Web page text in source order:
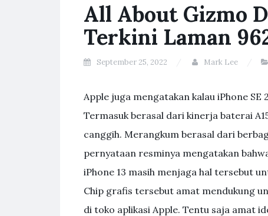
All About Gizmo
Terkini Laman
September 25, 2022 Mark Lee
Apple juga mengatakan kalau iPhone
Termasuk berasal dari kinerja baterai
canggih. Merangkum berasal dari
pernyataan resminya mengatakan
iPhone 13 masih menjaga hal tersebut
Chip grafis tersebut amat mendukung
di toko aplikasi Apple. Tentu saja amat